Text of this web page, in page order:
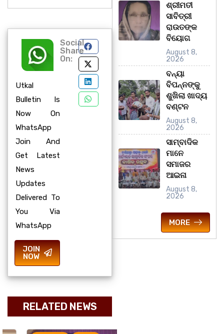
Utkal
Bulletin Is
Now On
WhatsApp
Join And
Get Latest
News
Updates
Delivered To
You Via
WhatsApp
JOIN
NOW
Social
Share
On:
RELATED NEWS
ଶ୍ରୀମତୀ
ସାବିତ୍ରୀ
ରାଉତଙ୍କ
ବିୟୋଗ
August 8,
2026
ବନ୍ୟା
ବିପନ୍ନଙ୍କୁ
ଶୁଖିଲା ଖାଦ୍ୟ
ବଣ୍ଟନ
August 8,
2026
ସାମ୍ବାଦିକ
ମାନେ
ସମାଜର
ଆଇନା
August 8,
2026
MORE